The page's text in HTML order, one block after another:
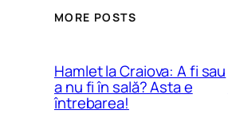
MORE POSTS
Hamlet la Craiova: A fi sau
a nu fi în sală? Asta e
întrebarea!